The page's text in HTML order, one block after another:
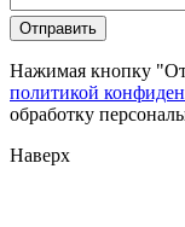
Нажимая кнопку
политикой
обработку
Наверх